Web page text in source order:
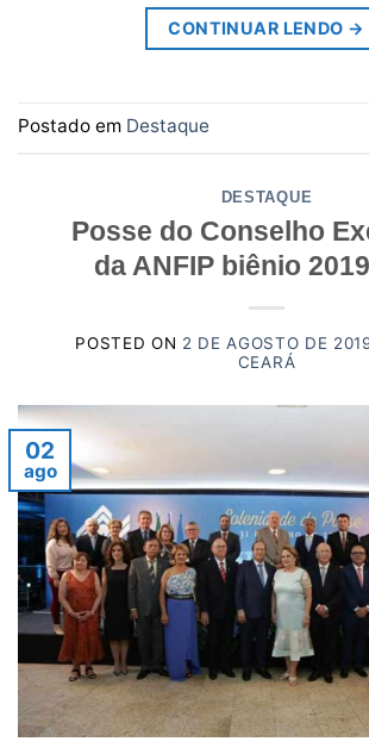
CONTINUAR LENDO →
Postado em Destaque
DESTAQUE
Posse do Conselho
da ANFIP biênio
POSTED ON 2 DE AGOSTO DE
CEARÁ
02
ago